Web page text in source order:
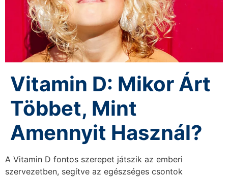
Vitamin D: Mikor Árt
Többet, Mint
Amennyit Használ?
A Vitamin D fontos szerepet játszik az emberi
szervezetben, segítve az egészséges csontok